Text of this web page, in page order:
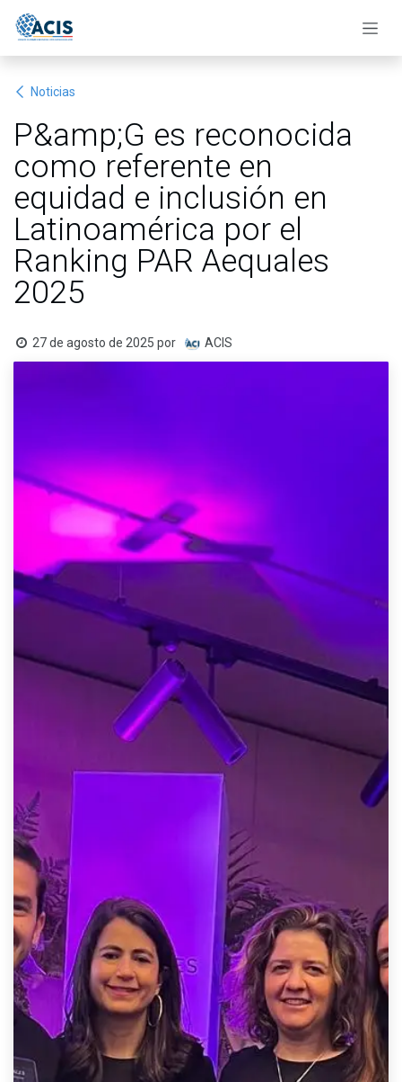
Noticias
P&amp;G es reconocida
como referente en
equidad e inclusión en
Latinoamérica por el
Ranking PAR Aequales
2025
27 de agosto de 2025 por ACIS